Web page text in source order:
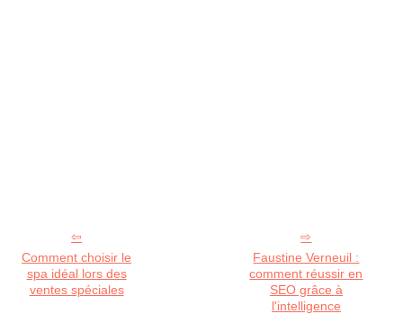
Comment choisir le
spa idéal lors des
ventes spéciales
Faustine Verneuil :
comment réussir en
SEO grâce à
l'intelligence